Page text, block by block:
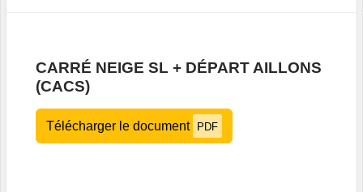
CARRÉ NEIGE SL + DÉPART AILLONS
(CACS)
Télécharger le document PDF